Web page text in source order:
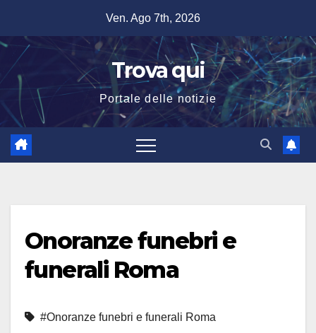
contenuto
Ven. Ago 7th, 2026
Trova qui
Portale delle notizie
Onoranze funebri e
funerali Roma
#Onoranze funebri e funerali Roma